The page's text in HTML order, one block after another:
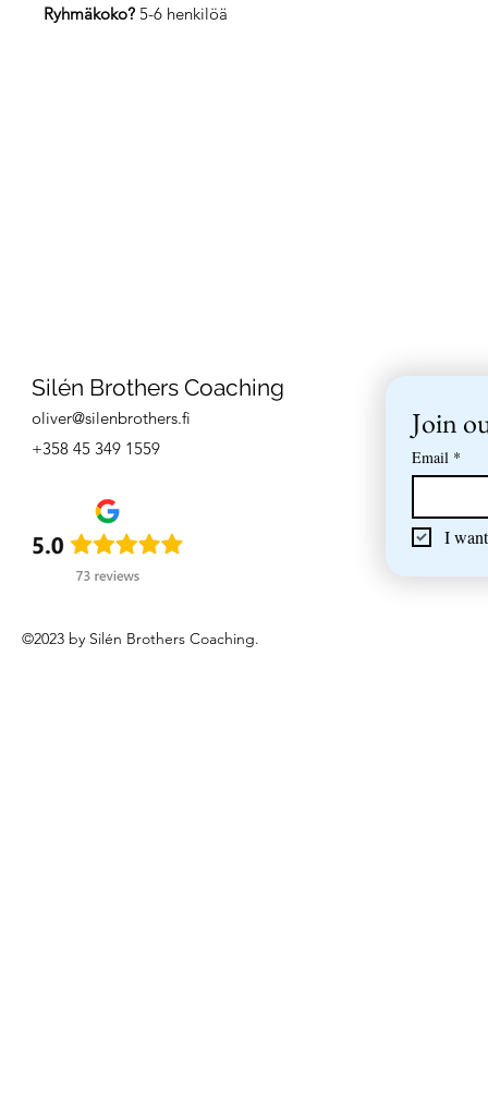
Ryhmäkoko? 5-6 henkilöä
Silén Brothers Coaching
oliver@silenbrothers.fi
+358 45 349 1559
Join
Email *
I
©2023 by Silén Brothers Coaching.